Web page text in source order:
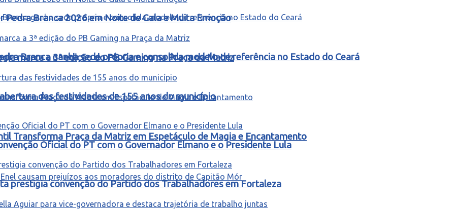
Branca ganha sede própria e consolida modelo de referência no Estado do Ceará
Transforma Praça da Matriz em Espetáculo de Magia e Encantamento
Pedra Branca 2026 em Noite de Gala e Muita Emoção
marca a 3ª edição do PB Gaming na Praça da Matriz
das festividades de 155 anos do município
Oficial do PT com o Governador Elmano e o Presidente Lula
prestigia convenção do Partido dos Trabalhadores em Fortaleza